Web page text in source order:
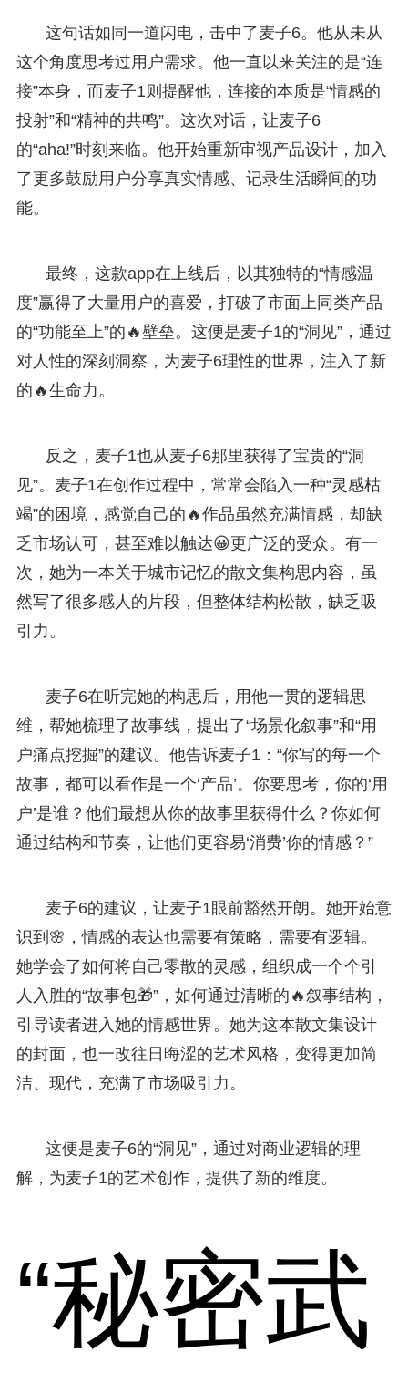
这句话如同一道闪电，击中了麦子6。他从未从
这个角度思考过用户需求。他一直以来关注的是“连
接”本身，而麦子1则提醒他，连接的本质是“情感的
投射”和“精神的共鸣”。这次对话，让麦子6
的“aha!”时刻来临。他开始重新审视产品设计，加入
了更多鼓励用户分享真实情感、记录生活瞬间的功
能。
最终，这款app在上线后，以其独特的“情感温
度”赢得了大量用户的喜爱，打破了市面上同类产品
的“功能至上”的🔥壁垒。这便是麦子1的“洞见”，通过
对人性的深刻洞察，为麦子6理性的世界，注入了新
的🔥生命力。
反之，麦子1也从麦子6那里获得了宝贵的“洞
见”。麦子1在创作过程中，常常会陷入一种“灵感枯
竭”的困境，感觉自己的🔥作品虽然充满情感，却缺
乏市场认可，甚至难以触达😀更广泛的受众。有一
次，她为一本关于城市记忆的散文集构思内容，虽
然写了很多感人的片段，但整体结构松散，缺乏吸
引力。
麦子6在听完她的构思后，用他一贯的逻辑思
维，帮她梳理了故事线，提出了“场景化叙事”和“用
户痛点挖掘”的建议。他告诉麦子1：“你写的每一个
故事，都可以看作是一个‘产品’。你要思考，你的‘用
户’是谁？他们最想从你的故事里获得什么？你如何
通过结构和节奏，让他们更容易‘消费’你的情感？”
麦子6的建议，让麦子1眼前豁然开朗。她开始意
识到🌸，情感的表达也需要有策略，需要有逻辑。
她学会了如何将自己零散的灵感，组织成一个个引
人入胜的“故事包🎁”，如何通过清晰的🔥叙事结构，
引导读者进入她的情感世界。她为这本散文集设计
的封面，也一改往日晦涩的艺术风格，变得更加简
洁、现代，充满了市场吸引力。
这便是麦子6的“洞见”，通过对商业逻辑的理
解，为麦子1的艺术创作，提供了新的维度。
“秘密武